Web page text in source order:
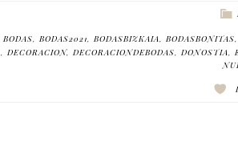
BODAS BODAS2021 BODASBIZKAIA BODASBONITAS
DECORACION, DECORACIONDEBODAS DONOSTIA